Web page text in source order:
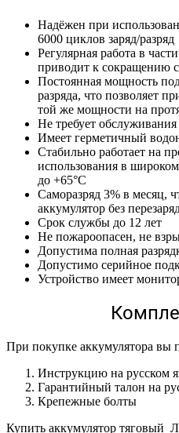
Надёжен при
6000 циклов заряд/разряд
Регулярная работа в
приводит к сокращению
Постоянная мощность
разряда, что позволяет
той же мощности на
Не требует обслуживания
Имеет герметичный
Стабильно работает на
использования в
до +65°С
Саморазряд 3% в месяц,
аккумулятор без
Срок службы до 12 лет
Не пожароопасен, не
Допустима полная
Допустимо серийное
Устройство имеет
При покупке аккумулятора вы
Инструкцию на русском
Гарантийный талон на
Крепежные болты
Купить аккумулятор